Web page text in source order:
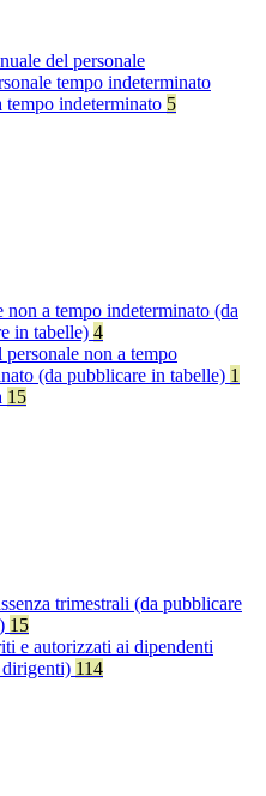
del personale
tempo indeterminato
tempo indeterminato 5
non a tempo indeterminato (da
in tabelle) 4
personale non a tempo
(da pubblicare in tabelle) 1
15
trimestrali (da pubblicare
15
e autorizzati ai dipendenti
114